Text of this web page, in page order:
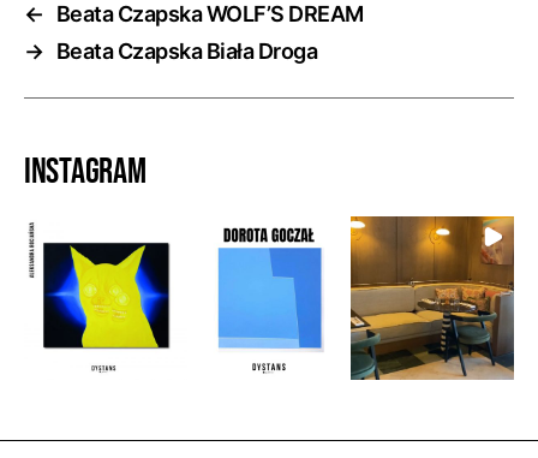
←
Beata Czapska WOLF’S DREAM
→ Beata Czapska Biała Droga
Instagram